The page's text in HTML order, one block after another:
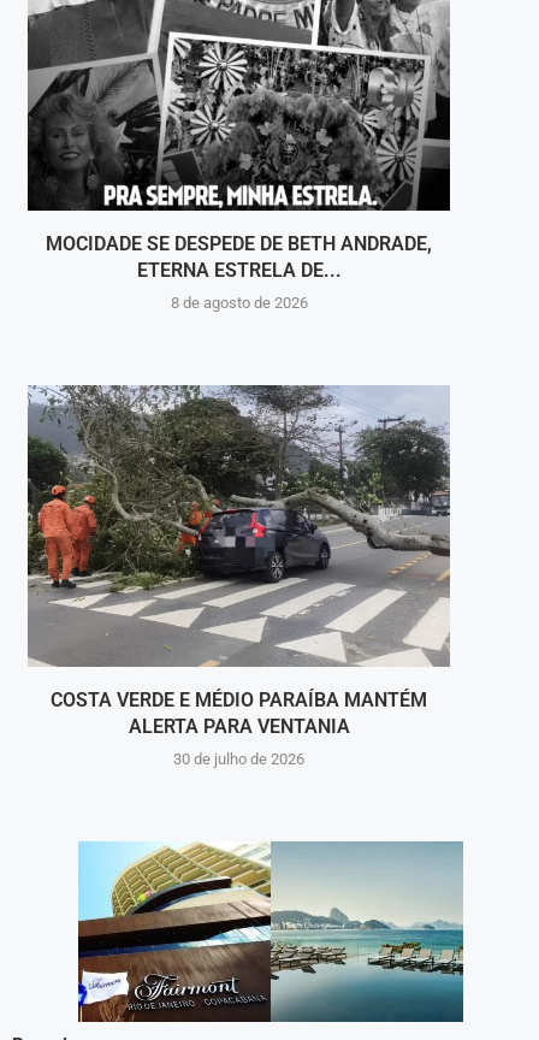
MOCIDADE SE DESPEDE DE BETH ANDRADE,
ETERNA ESTRELA DE...
8 de agosto de 2026
COSTA VERDE E MÉDIO PARAÍBA MANTÉM
ALERTA PARA VENTANIA
30 de julho de 2026